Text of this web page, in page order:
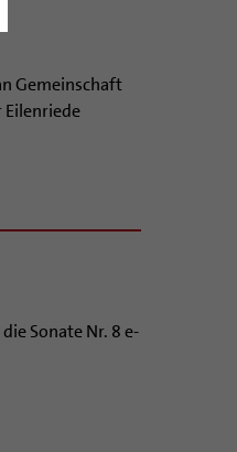
Gemeinschaft
Sonate Nr. 8 e-